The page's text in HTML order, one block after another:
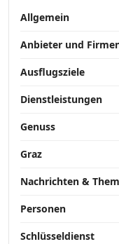
Allgemein
Anbieter und
Ausflugsziele
Dienstleistungen
Genuss
Graz
Nachrichten &
Personen
Schlüsseldienst